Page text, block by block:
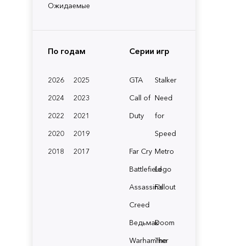
Ожидаемые
По годам
2026
2025
2024
2023
2022
2021
2020
2019
2018
2017
Серии игр
GTA
Stalker
Call of
Duty
Need
for
Speed
Far Cry Metro
BattlefieldLego
Assassin's
Creed
Fallout
ВедьмакDoom
Warhammer
The